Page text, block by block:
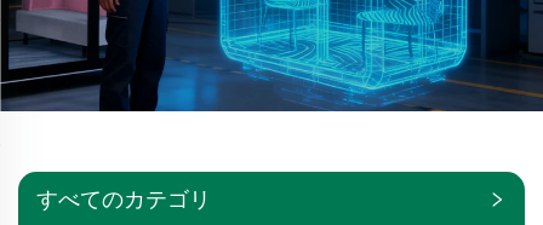
すべてのカテゴリ